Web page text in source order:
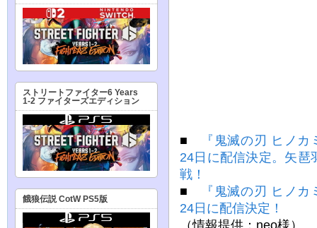
■
『鬼滅の刃 ヒノ
24日に配信決定。矢琶
戦！
■
『鬼滅の刃 ヒノ
24日に配信決定！
（情報提供：neo様）
ストリートファイター6 Years
1-2 ファイターズエディション
餓狼伝説 CotW PS5版